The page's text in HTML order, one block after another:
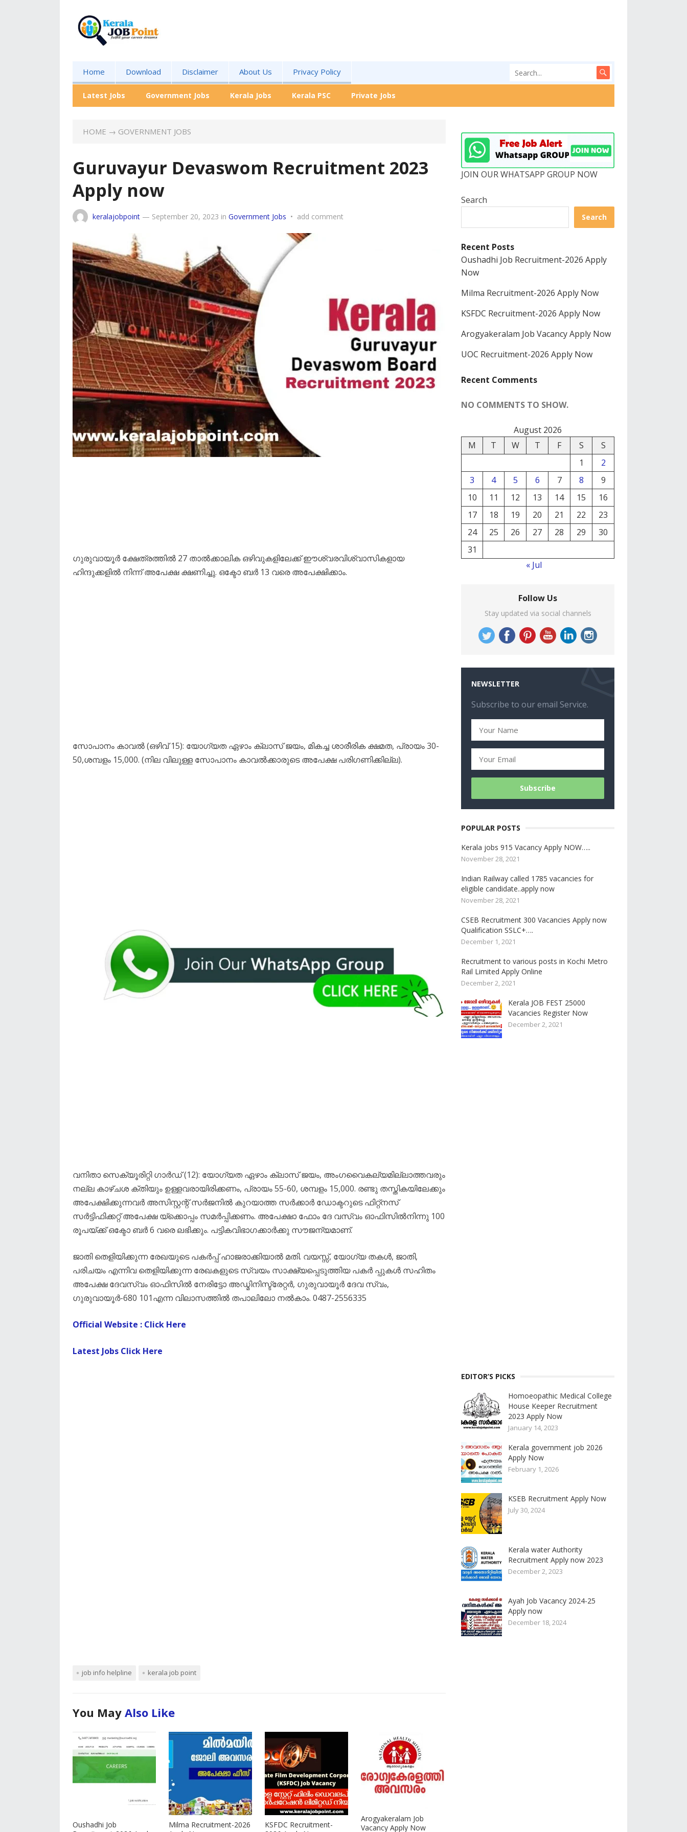
Home Download Disclaimer About Us Privacy Policy
Latest Jobs Government Jobs Kerala Jobs Kerala PSC Private Jobs
HOME → GOVERNMENT JOBS
Guruvayur Devaswom Recruitment 2023
Apply now
keralajobpoint — September 20, 2023 in Government Jobs • add comment
ഗുരുവായൂർ ക്ഷേത്രത്തിൽ 27 താൽക്കാലിക ഒഴിവുകളിലേക്ക് ഈശ്വരവിശ്വാസികളായ
ഹിന്ദുക്കളിൽ നിന്ന് അപേക്ഷ ക്ഷണിച്ചു. ഒക്ടോ ബർ 13 വരെ അപേക്ഷിക്കാം.
സോപാനം കാവൽ (ഒഴിവ് 15): യോഗ്യത ഏഴാം ക്ലാസ് ജയം, മികച്ച ശാരീരിക ക്ഷമത, പ്രായം 30-
50,ശമ്പളം 15,000. (നില വിലുള്ള സോപാനം കാവൽക്കാരുടെ അപേക്ഷ പരിഗണിക്കില്ല).
വനിതാ സെക്യൂരിറ്റി ഗാർഡ് (12): യോഗ്യത ഏഴാം ക്ലാസ് ജയം, അംഗവൈകല്യമില്ലാത്തവരും
നല്ല കാഴ്ചശ ക്തിയും ഉള്ളവരായിരിക്കണം, പ്രായം 55-60, ശമ്പളം 15,000. രണ്ടു തസ്തികയിലേക്കും
അപേക്ഷിക്കുന്നവർ അസിസ്റ്റന്റ് സർജനിൽ കുറയാത്ത സർക്കാർ ഡോക്ടറുടെ ഫിറ്റ്നസ്
സർട്ടിഫിക്കറ്റ് അപേക്ഷ യ്ക്കൊപ്പം സമർപ്പിക്കണം. അപേക്ഷാ ഫോം ദേ വസ്വം ഓഫിസിൽനിന്നു 100
രൂപയ്ക്ക് ഒക്ടോ ബർ 6 വരെ ലഭിക്കും. പട്ടികവിഭാഗക്കാർക്കു സൗജന്യമാണ്.
ജാതി തെളിയിക്കുന്ന രേഖയുടെ പകർപ്പ് ഹാജരാക്കിയാൽ മതി. വയസ്സ്, യോഗ്യ തകൾ, ജാതി,
പരിചയം എന്നിവ തെളിയിക്കുന്ന രേഖകളുടെ സ്വയം സാക്ഷ്യപ്പെടുത്തിയ പകർ പ്പുകൾ സഹിതം
അപേക്ഷ ദേവസ്വം ഓഫിസിൽ നേരിട്ടോ അഡ്മിനിസ്ട്രേറ്റർ, ഗുരുവായൂർ ദേവ സ്വം,
ഗുരുവായൂർ-680 101എന്ന വിലാസത്തിൽ തപാലിലോ നൽകാം. 0487-2556335
Official Website : Click Here
Latest Jobs Click Here
job info helpline kerala job point
You May Also Like
Oushadhi Job
Milma Recruitment-2026
KSFDC Recruitment-
Arogyakeralam Job
Vacancy Apply Now
JOIN OUR WHATSAPP GROUP NOW
Search
Search
Recent Posts
Oushadhi Job Recruitment-2026 Apply
Now
Milma Recruitment-2026 Apply Now
KSFDC Recruitment-2026 Apply Now
Arogyakeralam Job Vacancy Apply Now
UOC Recruitment-2026 Apply Now
Recent Comments
NO COMMENTS TO SHOW.
August 2026
M
T W T F S
S
1
2
3
4 5 6 7 8
9
10
11 12 13 14 15
16
17
18 19 20 21 22
23
24
25 26 27 28 29
30
31
« Jul
Follow Us
Stay updated via social channels
NEWSLETTER
Subscribe to our email Service.
POPULAR POSTS
Kerala jobs 915 Vacancy Apply NOW…..
November 28, 2021
Indian Railway called 1785 vacancies for
eligible candidate..apply now
November 28, 2021
CSEB Recruitment 300 Vacancies Apply now
Qualification SSLC+….
December 1, 2021
Recruitment to various posts in Kochi Metro
Rail Limited Apply Online
December 2, 2021
Kerala JOB FEST 25000
Vacancies Register Now
December 2, 2021
EDITOR’S PICKS
Homoeopathic Medical College
House Keeper Recruitment
2023 Apply Now
January 14, 2023
Kerala government job 2026
Apply Now
February 1, 2026
KSEB Recruitment Apply Now
July 30, 2024
Kerala water Authority
Recruitment Apply now 2023
December 2, 2023
Ayah Job Vacancy 2024-25
Apply now
December 18, 2024